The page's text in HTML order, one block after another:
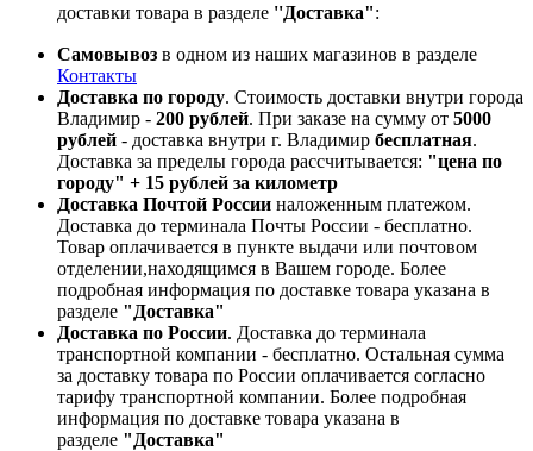
доставки товара в разделе ''Доставка":
Самовывоз в одном из наших магазинов в разделе
Контакты
Доставка по городу. Стоимость доставки внутри города
Владимир - 200 рублей. При заказе на сумму от 5000
рублей - доставка внутри г. Владимир бесплатная.
Доставка за пределы города рассчитывается: "цена по
городу" + 15 рублей за километр
Доставка Почтой России наложенным платежом.
Доставка до терминала Почты России - бесплатно.
Товар оплачивается в пункте выдачи или почтовом
отделении,находящимся в Вашем городе. Более
подробная информация по доставке товара указана в
разделе "Доставка"
Доставка по России. Доставка до терминала
транспортной компании - бесплатно. Остальная сумма
за доставку товара по России оплачивается согласно
тарифу транспортной компании. Более подробная
информация по доставке товара указана в
разделе "Доставка"